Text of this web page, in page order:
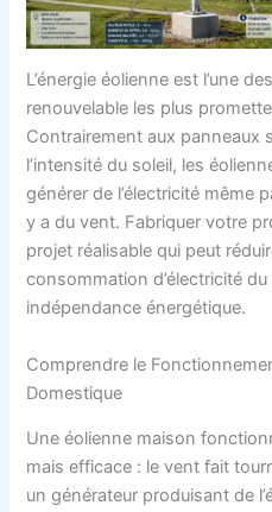
L’énergie éolienne est l’une
renouvelable les plus
Contrairement aux panneaux
l’intensité du soleil, les
générer de l’électricité même
y a du vent. Fabriquer votre
projet réalisable qui peut
consommation d’électricité
indépendance énergétique.
Comprendre le
Domestique
Une éolienne maison
mais efficace : le vent fait
un générateur produisant de